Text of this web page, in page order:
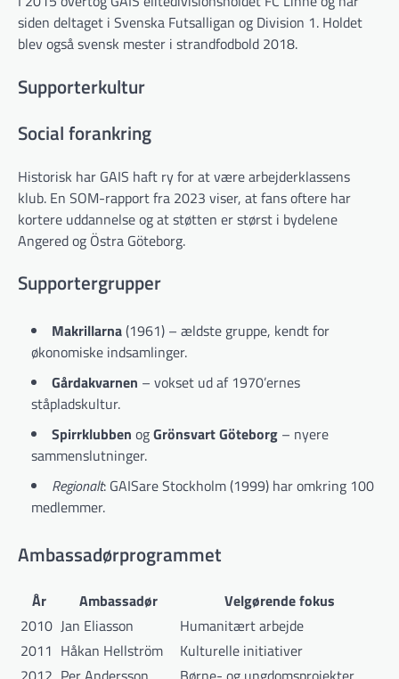
siden deltaget i Svenska Futsalligan og Division 1. Holdet
blev også svensk mester i strandfodbold 2018.
Supporterkultur
Social forankring
Historisk har GAIS haft ry for at være arbejderklassens
klub. En SOM-rapport fra 2023 viser, at fans oftere har
kortere uddannelse og at støtten er størst i bydelene
Angered og Östra Göteborg.
Supportergrupper
Makrillarna(1961) – ældste gruppe, kendt for
økonomiske indsamlinger.
Gårdakvarnen – vokset ud af 1970’ernes
ståpladskultur.
Spirrklubben ogGrönsvart Göteborg – nyere
sammenslutninger.
Regionalt: GAISare Stockholm (1999) har omkring 100
medlemmer.
Ambassadørprogrammet
År Ambassadør
Velgørende fokus
2010 Jan Eliasson
Humanitært arbejde
2011 Håkan Hellström
Kulturelle initiativer